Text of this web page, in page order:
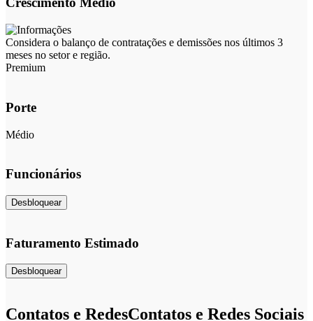
Considera o balanço de contratações e demissões nos últimos 3
meses no setor e região.
Premium
Porte
Médio
Funcionários
Desbloquear
Faturamento Estimado
Desbloquear
Contatos e RedesContatos e Redes Sociais